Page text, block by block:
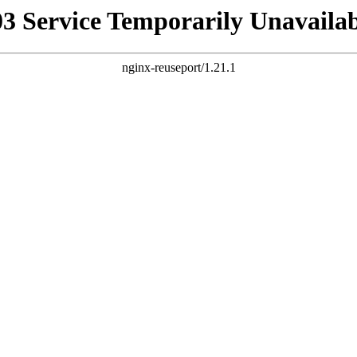
Service Temporarily
nginx-reuseport/1.21.1